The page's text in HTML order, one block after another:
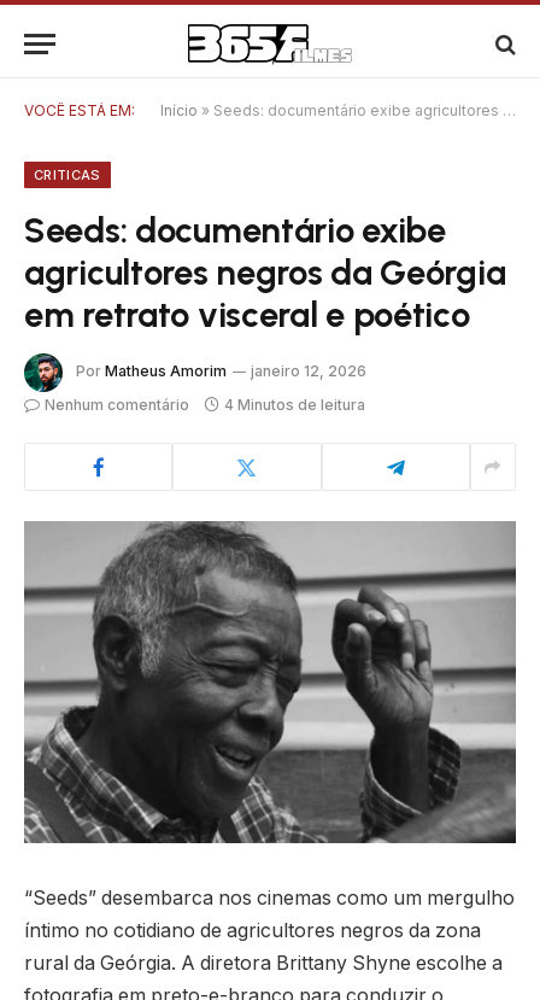
VOCÊ ESTÁ EM: Início » Seeds: documentário exibe agricultores negros da Geórgia em retrato visceral e poético
CRITICAS
Seeds: documentário exibe
agricultores negros da Geórgia
em retrato visceral e poético
Por Matheus Amorim
janeiro 12, 2026
Nenhum comentário
4 Minutos de leitura
“Seeds” desembarca nos cinemas como um mergulho
íntimo no cotidiano de agricultores negros da zona
rural da Geórgia. A diretora Brittany Shyne escolhe a
fotografia em preto-e-branco para conduzir o